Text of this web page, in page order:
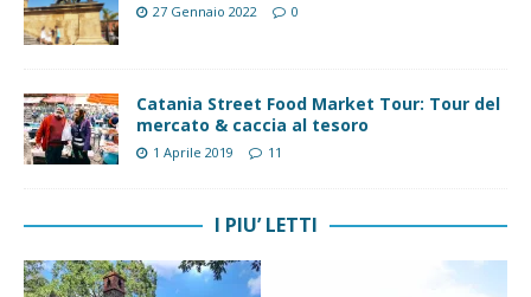
27 Gennaio 2022 0
Catania Street Food Market Tour: Tour del
mercato & caccia al tesoro
1 Aprile 2019 11
I PIU’ LETTI